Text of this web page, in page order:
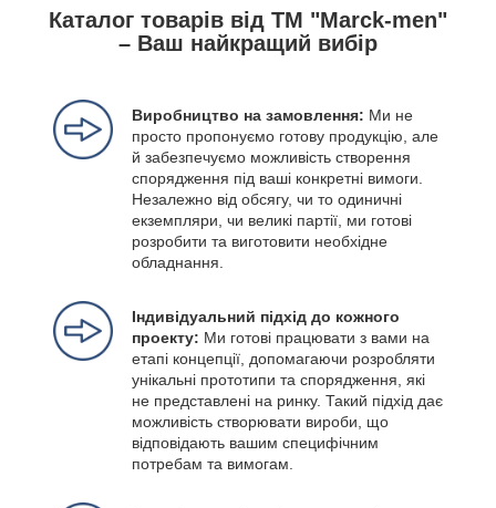
Каталог товарів від ТМ "Marck-men"
– Ваш найкращий вибір
Виробництво на замовлення: Ми не
просто пропонуємо готову продукцію, але
й забезпечуємо можливість створення
спорядження під ваші конкретні вимоги.
Незалежно від обсягу, чи то одиничні
екземпляри, чи великі партії, ми готові
розробити та виготовити необхідне
обладнання.
Індивідуальний підхід до кожного
проекту: Ми готові працювати з вами на
етапі концепції, допомагаючи розробляти
унікальні прототипи та спорядження, які
не представлені на ринку. Такий підхід дає
можливість створювати вироби, що
відповідають вашим специфічним
потребам та вимогам.